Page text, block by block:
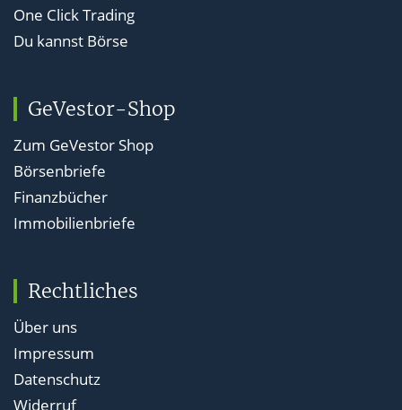
One Click Trading
Du kannst Börse
GeVestor-Shop
Zum GeVestor Shop
Börsenbriefe
Finanzbücher
Immobilienbriefe
Rechtliches
Über uns
Impressum
Datenschutz
Widerruf